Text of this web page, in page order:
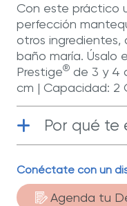
Con este práctico
perfección
otros ingredientes,
baño maría. Úsalo
Prestige® de 3 y 4
cm | Capacidad: 2
Por qué te
Acero
Conéctate con un
Agenda tu